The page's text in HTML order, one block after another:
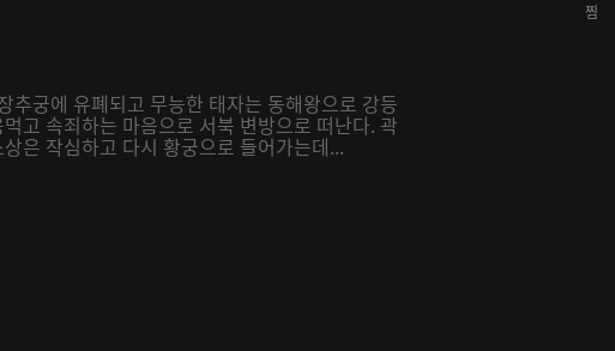
추궁에 유폐되고 무능한 태자는 동해왕으로 강등
고 속죄하는 마음으로 서북 변방으로 떠난다. 곽
은 작심하고 다시 황궁으로 들어가는데...
찜